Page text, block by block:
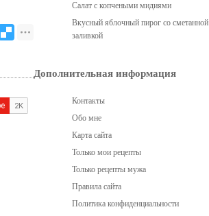
Салат с копчеными мидиями
Вкусный яблочный пирог со сметанной
заливкой
Дополнительная информация
Контакты
Обо мне
Карта сайта
Только мои рецепты
Только рецепты мужа
Правила сайта
Политика конфиденциальности